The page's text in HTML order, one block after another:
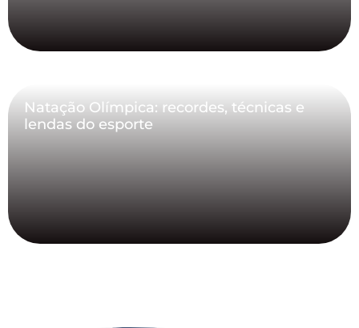
Natação Olímpica: recordes, técnicas e
lendas do esporte